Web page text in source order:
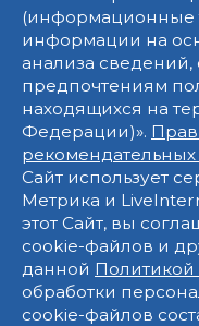
(информационные
информации на
анализа сведений,
предпочтениям
находящихся на
Федерации)».
рекомендательных
Сайт использует
Метрика и
этот Сайт, вы
cookie-файлов и
данной
обработки
cookie-файлов